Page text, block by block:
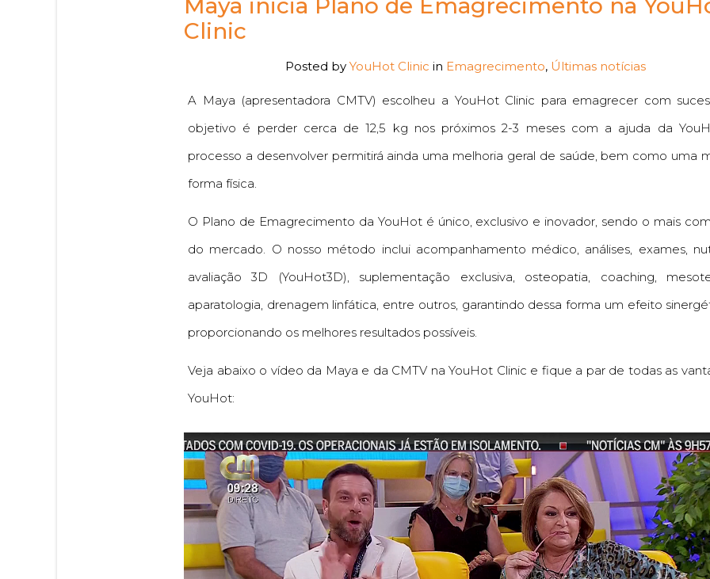
Clinic
Posted by YouHot Clinic in Emagrecimento, Últimas notícias
A Maya (apresentadora CMTV) escolheu a YouHot Clinic para emagrecer com
objetivo é perder cerca de 12,5 kg nos próximos 2-3 meses com a ajuda da
processo a desenvolver permitirá ainda uma melhoria geral de saúde, bem como uma
forma física.
O Plano de Emagrecimento da YouHot é único, exclusivo e inovador, sendo o mais
do mercado. O nosso método inclui acompanhamento médico, análises, exames,
avaliação 3D (YouHot3D), suplementação exclusiva, osteopatia, coaching,
aparatologia, drenagem linfática, entre outros, garantindo dessa forma um efeito
proporcionando os melhores resultados possíveis.
Veja abaixo o vídeo da Maya e da CMTV na YouHot Clinic e fique a par de todas as
YouHot: